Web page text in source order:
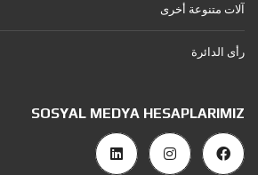
آلات متنوعة أخرى
رأى الدائرة
SOSYAL MEDYA HESAPLARIMIZ